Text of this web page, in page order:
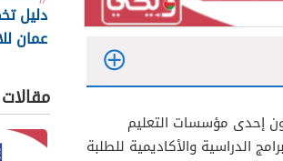
الشرقية في سلطنة عمان في عام 2009 لتكون إحدى مؤسسات التعليم
الدراسية والأكاديمية للطلبة
دليل
عمان